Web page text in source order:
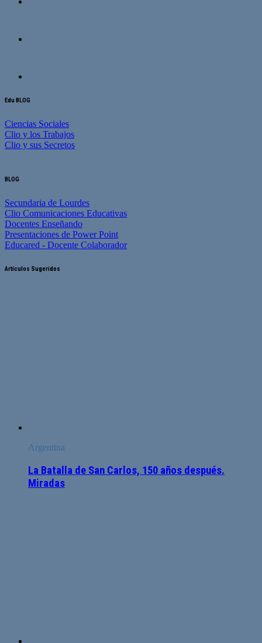
Edu BLOG
Ciencias Sociales
Clio y los Trabajos
Clio y sus Secretos
BLOG
Secundaria de Lourdes
Clio Comunicaciones Educativas
Docentes Enseñando
Presentaciones de Power Point
Educared - Docente Colaborador
Artículos Sugeridos
Argentina
La Batalla de San Carlos, 150 años después.
Miradas